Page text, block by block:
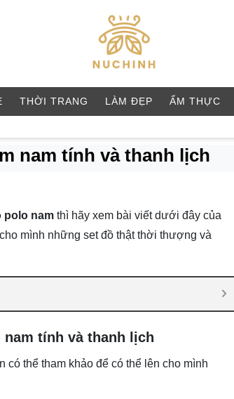
THỜI TRANG LÀM ĐẸP ẨM THỰC
nam tính và thanh lịch
polo nam thì hãy xem bài viết dưới đây của
mình những set đồ thật thời thượng và
tính và thanh lịch
thể tham khảo để có thể lên cho mình